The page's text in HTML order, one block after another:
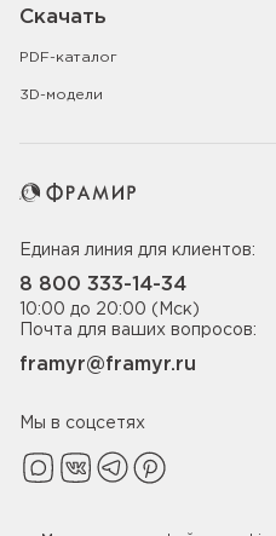
Скачать
PDF-каталог
3D-модели
Единая линия для клиентов:
8 800 333-14-34
10:00 до 20:00 (Мск)
Почта для ваших вопросов:
framyr@framyr.ru
Мы в соцсетях